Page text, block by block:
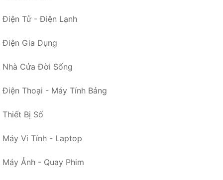
Điện Tử - Điện Lạnh
Điện Gia Dụng
Nhà Cửa Đời Sống
Điện Thoại - Máy Tính Bảng
Thiết Bị Số
Máy Vi Tính - Laptop
Máy Ảnh - Quay Phim